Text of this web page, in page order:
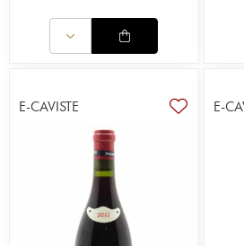
E-CAVISTE E-